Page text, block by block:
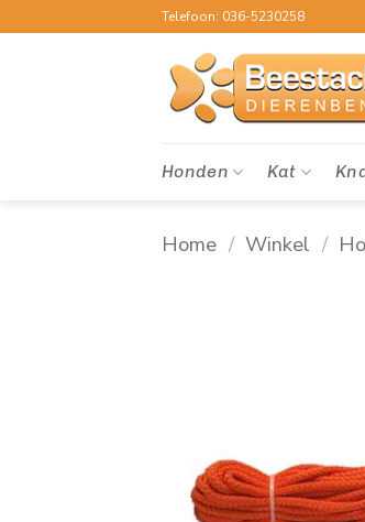
naar
Telefoon: 036-5230258
Honden Kat
Home / Winkel /